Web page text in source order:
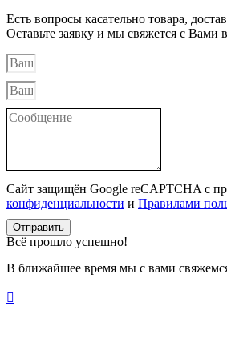
Есть вопросы касательно товара,
Оставьте заявку и мы свяжется с Вами
Сайт защищён Google reCAPTCHA с
конфиденциальности и Правилами
Отправить
Всё прошло успешно!
В ближайшее время мы с вами